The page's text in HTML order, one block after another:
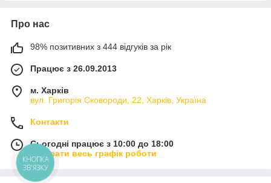
Про нас
98% позитивних з 444 відгуків за рік
Працює з 26.09.2013
м. Харків
вул. Григорія Сковороди, 22, Харків, Україна
Контакти
Сьогодні працює з 10:00 до 18:00
Показати весь графік роботи
КНОПКА
ЗВ'ЯЗКУ